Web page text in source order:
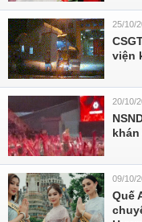
25/10/
viện
20/10/
09/10/
Quế